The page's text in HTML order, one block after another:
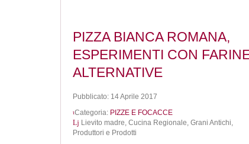
PIZZA BIANCA ROMANA,
ESPERIMENTI CON
ALTERNATIVE
Pubblicato: 14 Aprile 2017
Categoria: PIZZE E FOCACCE
Lievito madre, Cucina Regionale, Grani Antichi,
Produttori e Prodotti